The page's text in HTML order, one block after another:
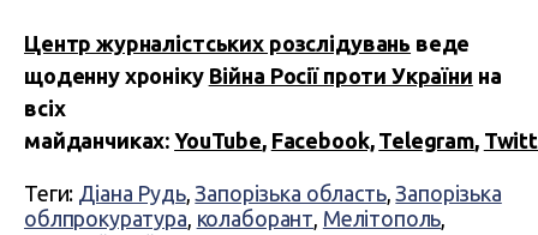
Центр журналістських розслідувань веде
щоденну хроніку Війна Росії проти України на
всіх
майданчиках:YouTube, Facebook, Telegram,
Теги: Діана Рудь,Запорізька область,Запорізька
облпрокуратура, колаборант, Мелітополь,